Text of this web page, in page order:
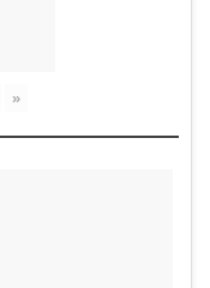
»